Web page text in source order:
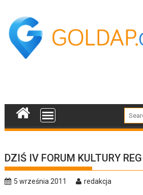
content
DZIŚ IV FORUM KULTURY
5 września 2011 redakcja